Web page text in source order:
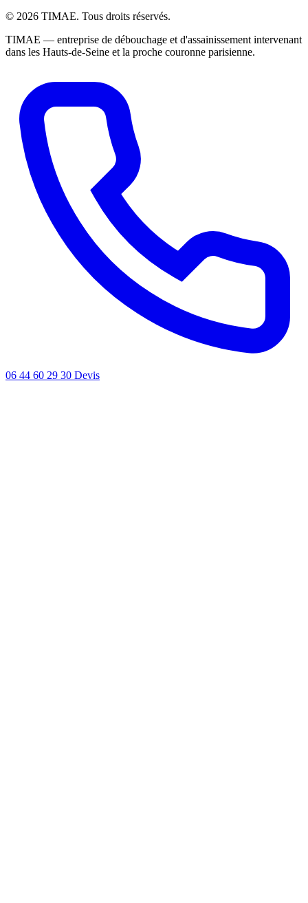
© 2026 TIMAE. Tous droits réservés.
TIMAE — entreprise de débouchage et d'assainissement intervenant
dans les Hauts-de-Seine et la proche couronne parisienne.
06 44 60 29 30 Devis